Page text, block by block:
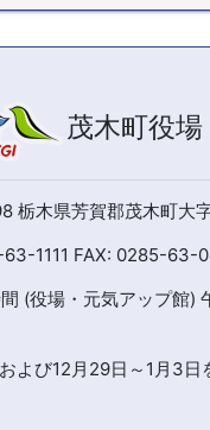
茂木町役場
栃木県芳賀郡茂木町大
1111 FAX: 0285-63-
(役場・元気アップ館)
よび12月29日～1月3日